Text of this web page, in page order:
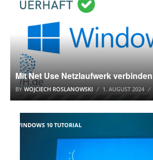
Mit Net Use Netzlaufwerk verbinden
BYWOJCIECH ROSLANOWSKI 1. AUGUST 2024
WINDOWS 10 TUTORIAL